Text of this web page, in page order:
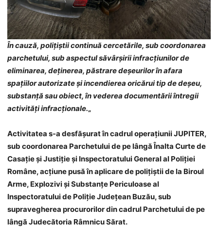
În cauză, polițiștii continuă cercetările, sub coordonarea
parchetului, sub aspectul săvârșirii infracțiunilor de
eliminarea, deținerea, păstrare deșeurilor în afara
spațiilor autorizate și incendierea oricărui tip de deșeu,
substanță sau obiect, în vederea documentării întregii
activități infracționale.„
Activitatea s-a desfășurat în cadrul operațiunii JUPITER,
sub coordonarea Parchetului de pe lângă Înalta Curte de
Casație și Justiție și Inspectoratului General al Poliției
Române, acțiune pusă în aplicare de polițiștii de la Biroul
Arme, Explozivi și Substanțe Periculoase al
Inspectoratului de Poliție Județean Buzău, sub
supravegherea procurorilor din cadrul Parchetului de pe
lângă Judecătoria Râmnicu Sărat.